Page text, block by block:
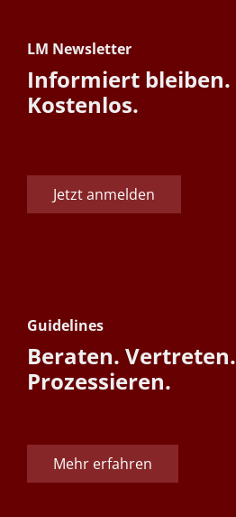
LM Newsletter
Informiert bleiben.
Kostenlos.
Jetzt anmelden
Guidelines
Beraten. Vertreten.
Prozessieren.
Mehr erfahren